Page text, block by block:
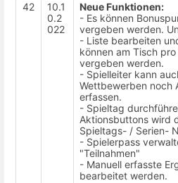
42
10.1
0.2
022
Neue Funktionen:
- Es können
vergeben werden.
- Liste bearbeiten
können am Tisch
vergeben werden.
- Spielleiter kann
Wettbewerben noch
erfassen.
- Spieltag
Aktionsbuttons wird
Spieltags- / Serien-
- Spielerpass
"Teilnahmen"
- Manuell erfasste
bearbeitet werden.